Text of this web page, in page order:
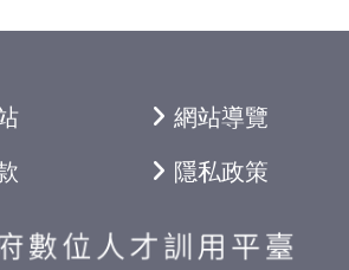
網站導覽
隱私政策